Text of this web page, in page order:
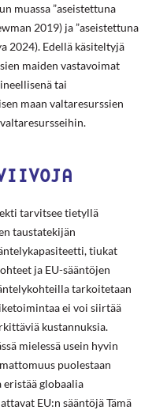
muassa ”aseistettuna
2019) ja ”aseistettuna
2024). Edellä käsiteltyjä
maiden vastavoimat
tai
maan valtaresurssien
tarvitsee tietyllä
taustatekijän
tiukat
ja EU-sääntöjen
tarkoitetaan
ei voi siirtää
kustannuksia.
mielessä usein hyvin
puolestaan
globaalia
EU:n sääntöjä Tämä